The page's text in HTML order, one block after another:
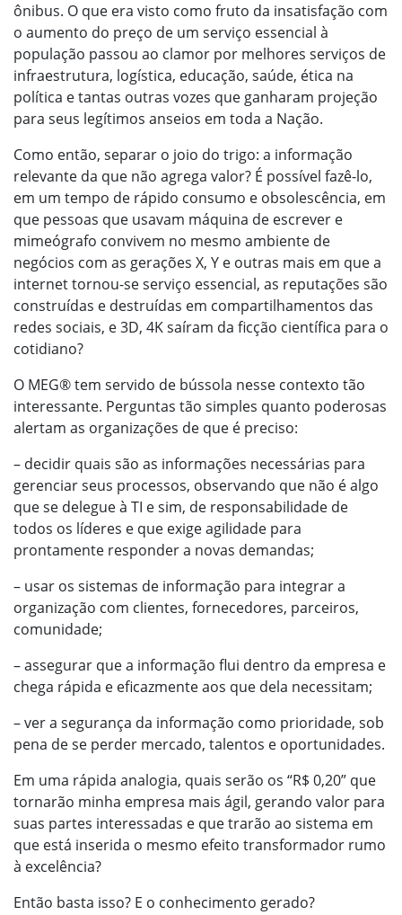
ônibus. O que era visto como fruto da insatisfação com
o aumento do preço de um serviço essencial à
população passou ao clamor por melhores serviços de
infraestrutura, logística, educação, saúde, ética na
política e tantas outras vozes que ganharam projeção
para seus legítimos anseios em toda a Nação.
Como então, separar o joio do trigo: a informação
relevante da que não agrega valor? É possível fazê-lo,
em um tempo de rápido consumo e obsolescência, em
que pessoas que usavam máquina de escrever e
mimeógrafo convivem no mesmo ambiente de
negócios com as gerações X, Y e outras mais em que a
internet tornou-se serviço essencial, as reputações são
construídas e destruídas em compartilhamentos das
redes sociais, e 3D, 4K saíram da ficção científica para o
cotidiano?
O MEG® tem servido de bússola nesse contexto tão
interessante. Perguntas tão simples quanto poderosas
alertam as organizações de que é preciso:
– decidir quais são as informações necessárias para
gerenciar seus processos, observando que não é algo
que se delegue à TI e sim, de responsabilidade de
todos os líderes e que exige agilidade para
prontamente responder a novas demandas;
– usar os sistemas de informação para integrar a
organização com clientes, fornecedores, parceiros,
comunidade;
– assegurar que a informação flui dentro da empresa e
chega rápida e eficazmente aos que dela necessitam;
– ver a segurança da informação como prioridade, sob
pena de se perder mercado, talentos e oportunidades.
Em uma rápida analogia, quais serão os “R$ 0,20” que
tornarão minha empresa mais ágil, gerando valor para
suas partes interessadas e que trarão ao sistema em
que está inserida o mesmo efeito transformador rumo
à excelência?
Então basta isso? E o conhecimento gerado?